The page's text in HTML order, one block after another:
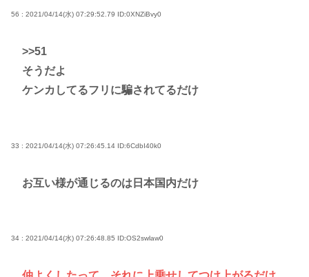
56 : 2021/04/14(水) 07:29:52.79 ID:0XNZiBvy0
>>51
そうだよ
ケンカしてるフリに騙されてるだけ
33 : 2021/04/14(水) 07:26:45.14 ID:6CdbI40k0
お互い様が通じるのは日本国内だけ
34 : 2021/04/14(水) 07:26:48.85 ID:OS2swlaw0